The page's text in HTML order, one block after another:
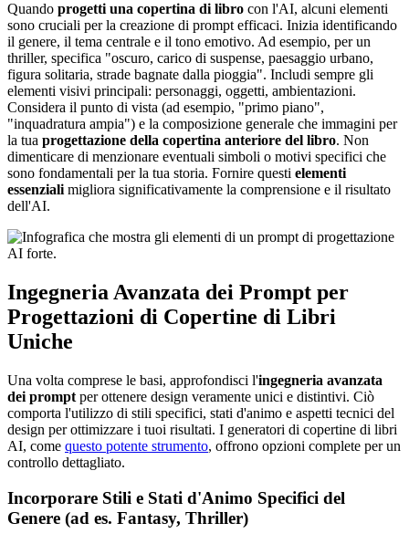
Quando progetti una copertina di libro con l'AI, alcuni elementi
sono cruciali per la creazione di prompt efficaci. Inizia identificando
il genere, il tema centrale e il tono emotivo. Ad esempio, per un
thriller, specifica "oscuro, carico di suspense, paesaggio urbano,
figura solitaria, strade bagnate dalla pioggia". Includi sempre gli
elementi visivi principali: personaggi, oggetti, ambientazioni.
Considera il punto di vista (ad esempio, "primo piano",
"inquadratura ampia") e la composizione generale che immagini per
la tua progettazione della copertina anteriore del libro. Non
dimenticare di menzionare eventuali simboli o motivi specifici che
sono fondamentali per la tua storia. Fornire questi elementi
essenziali migliora significativamente la comprensione e il risultato
dell'AI.
Ingegneria Avanzata dei Prompt per
Progettazioni di Copertine di Libri
Uniche
Una volta comprese le basi, approfondisci l'ingegneria avanzata
dei prompt per ottenere design veramente unici e distintivi. Ciò
comporta l'utilizzo di stili specifici, stati d'animo e aspetti tecnici del
design per ottimizzare i tuoi risultati. I generatori di copertine di libri
AI, come questo potente strumento, offrono opzioni complete per un
controllo dettagliato.
Incorporare Stili e Stati d'Animo Specifici del
Genere (ad es. Fantasy, Thriller)